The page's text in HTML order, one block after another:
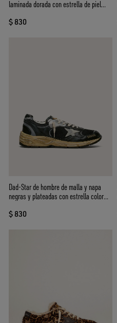
laminada dorada con estrella de piel
$ 830
Dad-Star de hombre de malla y napa
negras y plateadas con estrella color
$ 830